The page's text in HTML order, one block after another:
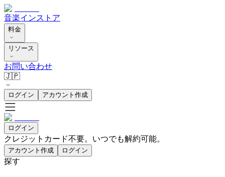
音楽インストア
料金
リソース
お問い合わせ
🇯🇵
ログイン アカウント作成
ログイン
クレジットカード不要。いつでも解約可能。
アカウント作成 ログイン
探す